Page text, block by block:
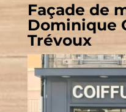
Façade de
Dominique
Trévoux